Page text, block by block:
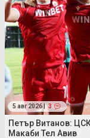
5 авг 2026 | 3
Петър Витанов:
Макаби Тел Авив